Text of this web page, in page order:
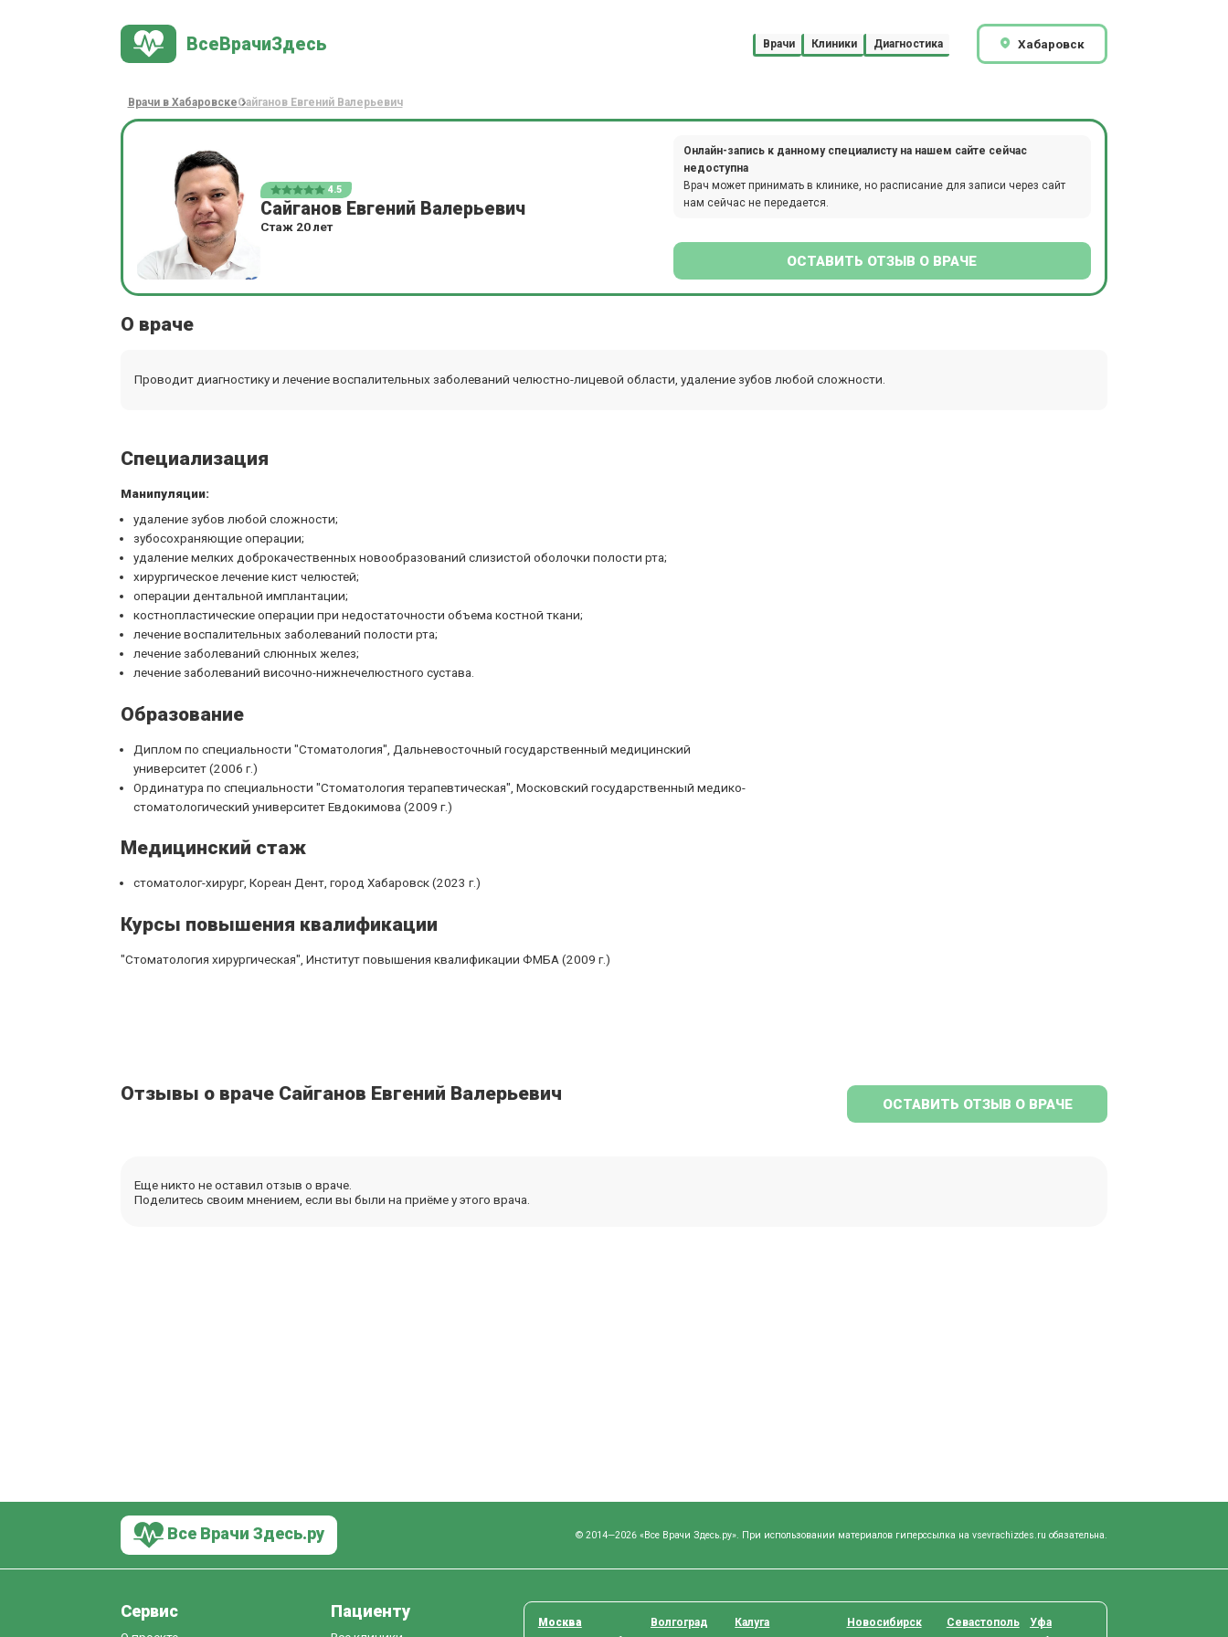
ВсеВрачиЗдесь Врачи Клиники Диагностика Хабаровск
Врачи в ХабаровскеСайганов Евгений Валерьевич
4.5
Сайганов Евгений Валерьевич
Стаж 20 лет
Онлайн-запись к данному специалисту на нашем сайте сейчас
недоступна
Врач может принимать в клинике, но расписание для записи через сайт
нам сейчас не передается.
ОСТАВИТЬ ОТЗЫВ О ВРАЧЕ
О враче
Проводит диагностику и лечение воспалительных заболеваний челюстно-лицевой области, удаление зубов любой сложности.
Специализация
Манипуляции:
удаление зубов любой сложности;
зубосохраняющие операции;
удаление мелких доброкачественных новообразований слизистой оболочки полости рта;
хирургическое лечение кист челюстей;
операции дентальной имплантации;
костнопластические операции при недостаточности объема костной ткани;
лечение воспалительных заболеваний полости рта;
лечение заболеваний слюнных желез;
лечение заболеваний височно-нижнечелюстного сустава.
Образование
Диплом по специальности "Стоматология", Дальневосточный государственный медицинский
университет (2006 г.)
Ординатура по специальности "Стоматология терапевтическая", Московский государственный медико-
стоматологический университет Евдокимова (2009 г.)
Медицинский стаж
стоматолог-хирург, Кореан Дент, город Хабаровск (2023 г.)
Курсы повышения квалификации
"Стоматология хирургическая", Институт повышения квалификации ФМБА (2009 г.)
Отзывы о враче Сайганов Евгений Валерьевич ОСТАВИТЬ ОТЗЫВ О ВРАЧЕ
Еще никто не оставил отзыв о враче.
Поделитесь своим мнением, если вы были на приёме у этого врача.
Все Врачи Здесь.ру © 2014—2026 «Все Врачи Здесь.ру». При использовании материалов гиперссылка на vsevrachizdes.ru обязательна.
Сервис Пациенту
Москва
Волгоград
Калуга
Новосибирск
Севастополь
Уфа